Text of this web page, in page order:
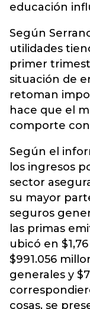
educación
Según
utilidades
primer
situación de
retoman
hace que el
comporte
Según el
los ingresos
sector
su mayor
seguros
las primas
ubicó en
$991.056
generales y
cosas, se